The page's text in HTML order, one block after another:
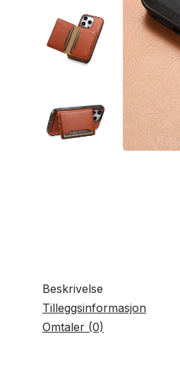
Beskrivelse
Tilleggsinformasjon
Omtaler (0)